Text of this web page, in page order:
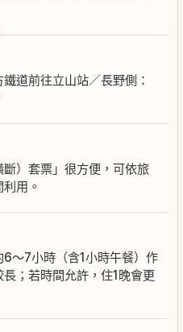
道前往立山站／長野側：
）套票」很方便，可依旅
用。
〜7小時（含1小時午餐）作
；若時間允許，住1晚會更